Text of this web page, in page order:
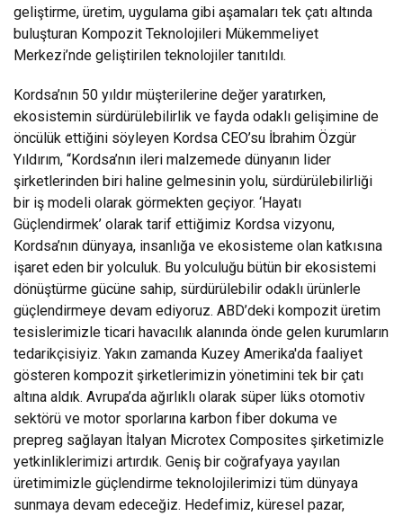
geliştirme, üretim, uygulama gibi aşamaları tek çatı altında
buluşturan Kompozit Teknolojileri Mükemmeliyet
Merkezi’nde geliştirilen teknolojiler tanıtıldı.
Kordsa’nın 50 yıldır müşterilerine değer yaratırken,
ekosistemin sürdürülebilirlik ve fayda odaklı gelişimine de
öncülük ettiğini söyleyen Kordsa CEO’su İbrahim Özgür
Yıldırım, “Kordsa’nın ileri malzemede dünyanın lider
şirketlerinden biri haline gelmesinin yolu, sürdürülebilirliği
bir iş modeli olarak görmekten geçiyor. ‘Hayatı
Güçlendirmek’ olarak tarif ettiğimiz Kordsa vizyonu,
Kordsa’nın dünyaya, insanlığa ve ekosisteme olan katkısına
işaret eden bir yolculuk. Bu yolculuğu bütün bir ekosistemi
dönüştürme gücüne sahip, sürdürülebilir odaklı ürünlerle
güçlendirmeye devam ediyoruz. ABD’deki kompozit üretim
tesislerimizle ticari havacılık alanında önde gelen kurumların
tedarikçisiyiz. Yakın zamanda Kuzey Amerika'da faaliyet
gösteren kompozit şirketlerimizin yönetimini tek bir çatı
altına aldık. Avrupa’da ağırlıklı olarak süper lüks otomotiv
sektörü ve motor sporlarına karbon fiber dokuma ve
prepreg sağlayan İtalyan Microtex Composites şirketimizle
yetkinliklerimizi artırdık. Geniş bir coğrafyaya yayılan
üretimimizle güçlendirme teknolojilerimizi tüm dünyaya
sunmaya devam edeceğiz. Hedefimiz, küresel pazar,